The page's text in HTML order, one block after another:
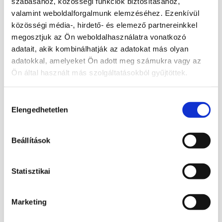
valamint weboldalforgalmunk elemzéséhez. Ezenkívül
közösségi média-, hirdető- és elemező partnereinkkel
megosztjuk az Ön weboldalhasználatra vonatkozó
adatait, akik kombinálhatják az adatokat más olyan
adatokkal, amelyeket Ön adott meg számukra vagy az
Ön által használt más szolgáltatásokból gyűjtöttek.
kiválasztása
Elengedhetetlen
Beállítások
Statisztikai
Marketing
újabban gyógyító kristályként is használják.
Az erős rózsaszín rózsakvarcok festettek.
Gyógyhatásai:(nem helyettesítheti, csak
kiegészítheti az esetleges orvosi
kezeléseket)
termékenységre, kimerültségre, leukémiára,
önbizalomra
Keménység: 7